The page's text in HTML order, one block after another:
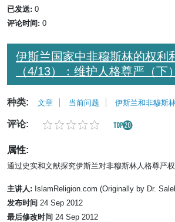
已发送: 0
评论时间: 0
伊斯兰国家中非穆斯林的权利
（4/13）：维护人格尊严（下）
种类: 文章 当前问题 伊斯兰和非穆斯
评论:
属性:
通过史实和文献探究伊斯兰对非穆斯林人格尊严权
主讲人: IslamReligion.com (Originally by Dr.
发布时间 24 Sep 2012
最后修改时间 24 Sep 2012